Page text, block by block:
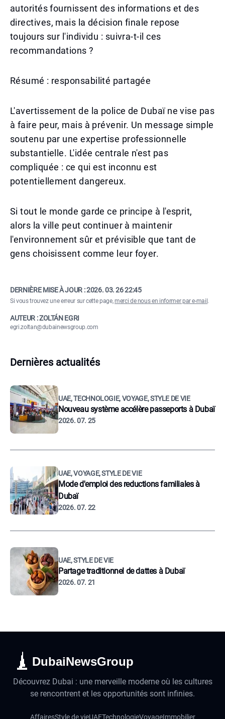
autorités fournissent des informations et des
directives, mais la décision finale repose
toujours sur l'individu : suivra-t-il ces
recommandations ?
Résumé : responsabilité partagée
L'avertissement de la police de Dubaï ne vise pas
à faire peur, mais à prévenir. Un message simple
soutenu par une expertise professionnelle
substantielle. L'idée centrale n'est pas
compliquée : ce qui est inconnu est
potentiellement dangereux.
Si tout le monde garde ce principe à l'esprit,
alors la ville peut continuer à maintenir
l'environnement sûr et prévisible que tant de
gens choisissent comme leur foyer.
DERNIÈRE MISE À JOUR :2026. 03. 26 22:45
Si vous trouvez une erreur sur cette page,merci de nous en informer par e-mail .
AUTEUR : ZOLTÁN EGRI
egri.zoltan@dubainewsgroup.com
Dernières actualités
UAE, TECHNOLOGIE, VOYAGE, STYLE DE VIE
Nouveau système accélère passeports à Dubaï
2026. 07. 25
UAE, VOYAGE, STYLE DE VIE
Mode d'emploi des reductions familiales à
Dubaï
2026. 07. 22
UAE, STYLE DE VIE
Partage traditionnel de dattes à Dubaï
2026. 07. 21
DubaiNewsGroup
Découvrez Dubai : une merveille moderne où les cultures
se rencontrent et les opportunités sont infinies.
AffairesStyle de vieUAETechnologieVoyageImmobilier